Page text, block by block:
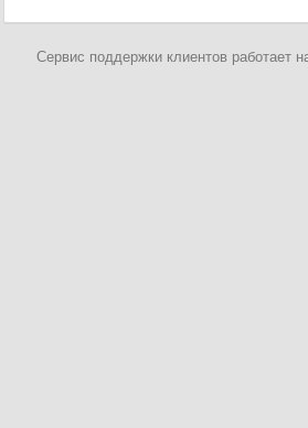
Сервис поддержки клиентов работает